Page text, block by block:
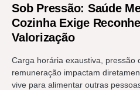
Sob Pressão: Saúde
Cozinha Exige
Valorização
Carga horária exaustiva, pressão
remuneração impactam
vive para alimentar outras